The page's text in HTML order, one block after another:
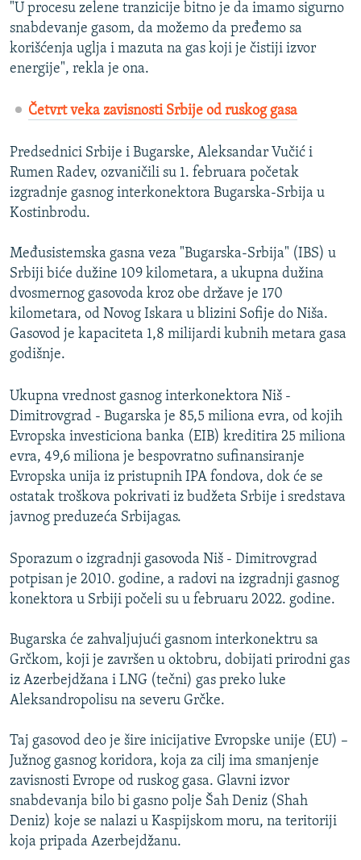
"U procesu zelene tranzicije bitno je da imamo sigurno
snabdevanje gasom, da možemo da pređemo sa
korišćenja uglja i mazuta na gas koji je čistiji izvor
energije", rekla je ona.
Četvrt veka zavisnosti Srbije od ruskog gasa
Predsednici Srbije i Bugarske, Aleksandar Vučić i
Rumen Radev, ozvaničili su 1. februara početak
izgradnje gasnog interkonektora Bugarska-Srbija u
Kostinbrodu.
Međusistemska gasna veza "Bugarska-Srbija" (IBS) u
Srbiji biće dužine 109 kilometara, a ukupna dužina
dvosmernog gasovoda kroz obe države je 170
kilometara, od Novog Iskara u blizini Sofije do Niša.
Gasovod je kapaciteta 1,8 milijardi kubnih metara gasa
godišnje.
Ukupna vrednost gasnog interkonektora Niš -
Dimitrovgrad - Bugarska je 85,5 miliona evra, od kojih
Evropska investiciona banka (EIB) kreditira 25 miliona
evra, 49,6 miliona je bespovratno sufinansiranje
Evropska unija iz pristupnih IPA fondova, dok će se
ostatak troškova pokrivati iz budžeta Srbije i sredstava
javnog preduzeća Srbijagas.
Sporazum o izgradnji gasovoda Niš - Dimitrovgrad
potpisan je 2010. godine, a radovi na izgradnji gasnog
konektora u Srbiji počeli su u februaru 2022. godine.
Bugarska će zahvaljujući gasnom interkonektru sa
Grčkom, koji je završen u oktobru, dobijati prirodni gas
iz Azerbejdžana i LNG (tečni) gas preko luke
Aleksandropolisu na severu Grčke.
Taj gasovod deo je šire inicijative Evropske unije (EU) –
Južnog gasnog koridora, koja za cilj ima smanjenje
zavisnosti Evrope od ruskog gasa. Glavni izvor
snabdevanja bilo bi gasno polje Šah Deniz (Shah
Deniz) koje se nalazi u Kaspijskom moru, na teritoriji
koja pripada Azerbejdžanu.